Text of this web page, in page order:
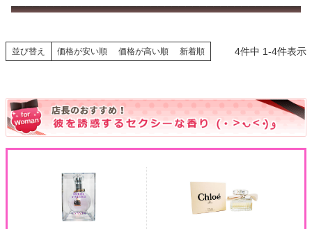
並び替え 価格が安い順 価格が高い順 新着順 4件中 1-4件表示